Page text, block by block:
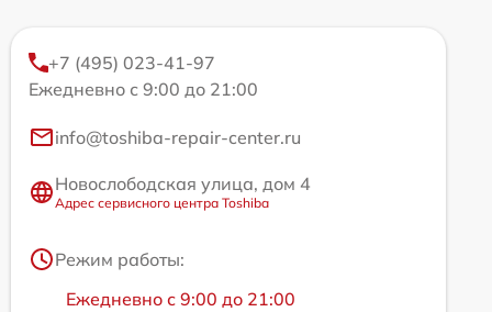
+7 (495) 023-41-97
Ежедневно с 9:00 до 21:00
info@toshiba-repair-center.ru
Новослободская улица, дом 4
Адрес сервисного центра Toshiba
Режим работы:
Ежедневно с 9:00 до 21:00